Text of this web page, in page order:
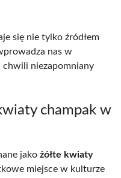
się nie tylko źródłem
nas w
chwili niezapomniany
champak w
jako żółte kwiaty
miejsce w kulturze